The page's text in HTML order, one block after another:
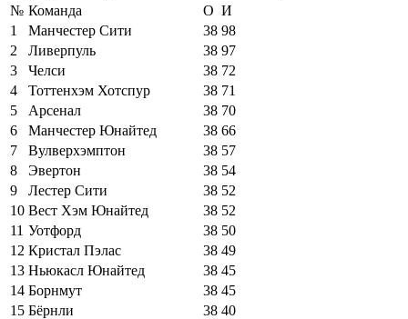
№ Команда О И
1
Манчестер Сити 38 98
2
Ливерпуль 38 97
3
Челси 38 72
4
Тоттенхэм Хотспур 38 71
5
Арсенал 38 70
6
Манчестер Юнайтед 38 66
7
Вулверхэмптон 38 57
8
Эвертон 38 54
9
Лестер Сити 38 52
10 Вест Хэм Юнайтед 38 52
11 Уотфорд 38 50
12 Кристал Пэлас 38 49
13 Ньюкасл Юнайтед 38 45
14 Борнмут 38 45
15 Бёрнли 38 40